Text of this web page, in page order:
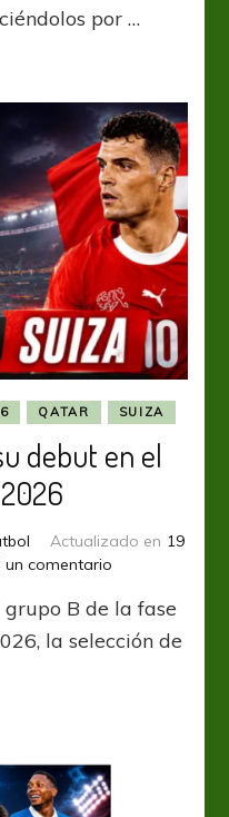
Canadá
por …
QATAR SUIZA
debut en el
Actualizado en 19
un comentarioen
vs
Suiza
2026
B de la fase
la selección de